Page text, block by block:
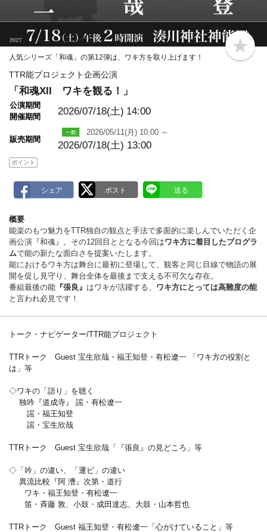
b
o
人気シリーズ「和魂」の第12弾は、ワキ方を取り上げます！
TTR能プロジェクト企画公演
「和魂XII ワキを観る！」
公演期間
開催期間
2026/07/18(土) 14:00
販売期間
2026/05/11(月) 10:00 ～
2026/07/18(土) 13:00
ポイント
概要
能楽のもつ魅力をTTR独自の観点と手法で多面的に楽しんでいただく企
画公演『和魂』。その12回目ととなる今回はワキ方に着目したプログラ
ムで能の新たな面白さを提案いたします。
能におけるワキ方は舞台に最初に登場して、観客と同じ目線で物語の展
開を促し見守り、舞台全体を最後まで支える不可欠な存在。
番組最後の能 『張良』 はワキが活躍する、 ワキ方にとっては高難度の能
と言われ必見です！
トーク・ナビゲーター/TTR能プロジェクト
TTRトーク Guest 宝生欣哉・福王知登・有松遼一 「ワキ方の役割と
は」等
◇ワキの「語り」を聴く
独吟『道成寺』 謡・有松遼一
謡・福王知登
謡・宝生欣哉
TTRトーク Guest 宝生欣哉「『張良』の見どころ」等
◇「吟」の違い、「運ビ」の違い
異流比較『阿 漕』次第・道行
ワキ・福王知登・有松遼一
笛・斉藤 敦、小鼓・成田達志、大鼓・山本哲也
TTRトーク Guest 福王知登・有松遼一「心がけていること」等